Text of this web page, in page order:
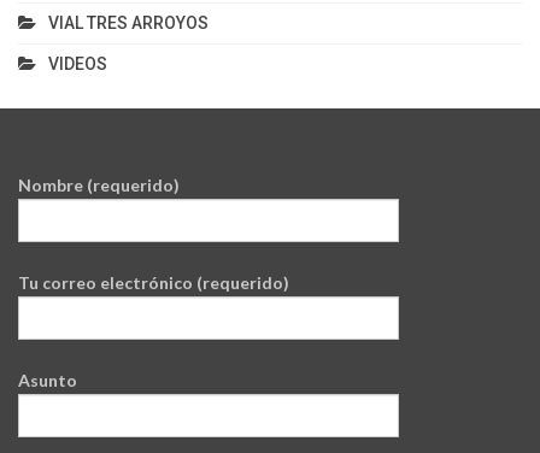
VIAL TRES ARROYOS
VIDEOS
Nombre (requerido)
Tu correo electrónico (requerido)
Asunto